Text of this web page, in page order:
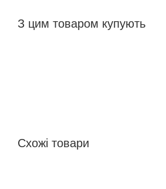
З цим товаром купують
Схожі товари